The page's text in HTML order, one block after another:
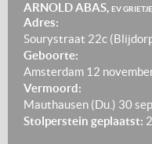
ARNOLD ABAS, EV
Adres:
Sourystraat 22c
Geboorte:
Amsterdam 12
Vermoord:
Mauthausen (Du.) 30
Stolperstein geplaatst: